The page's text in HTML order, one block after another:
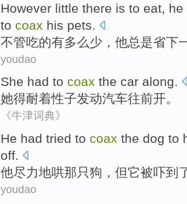
However little there is to eat he
to coax his pets
不管吃的有多么少 ， 他总是省下
youdao
She had to coax the car along.
她得耐着性子发动汽车往前开。
《牛津词典》
He had tried to coax the dog to
off.
他尽力地哄那只狗，但它被吓到
youdao